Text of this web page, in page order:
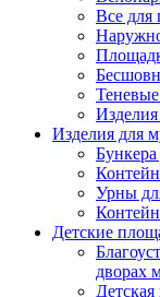
Все для
Изделия для
Урны
Детские
дворах